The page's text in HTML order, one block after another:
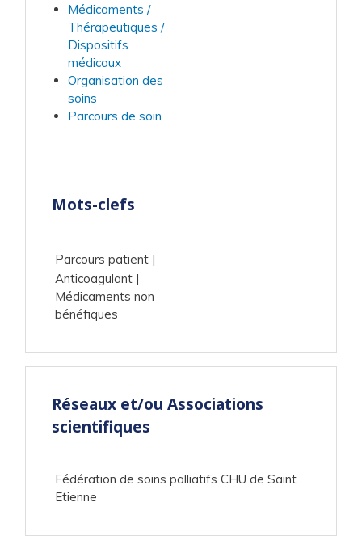
Médicaments /
Thérapeutiques /
Dispositifs
médicaux
Organisation des
soins
Parcours de soin
Mots-clefs
Parcours patient
Anticoagulant
Médicaments non
bénéfiques
Réseaux et/ou Associations
scientifiques
Fédération de soins palliatifs CHU de Saint
Etienne